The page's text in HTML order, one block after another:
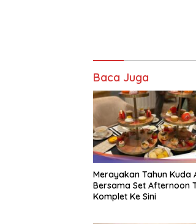
Baca Juga
Merayakan Tahun Kuda
Bersama Set Afternoon
Komplet Ke Sini